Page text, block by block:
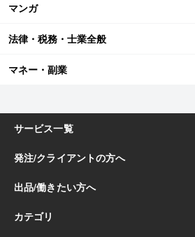
マンガ
法律・税務・士業全般
マネー・副業